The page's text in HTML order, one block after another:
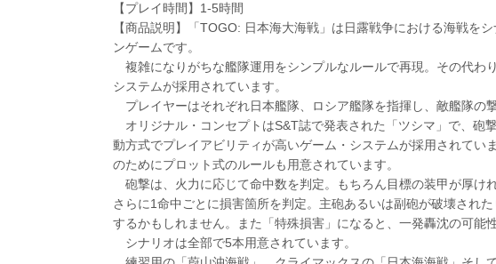
【プレイ時間】1-5時間
【商品説明】「TOGO: 日本海大海戦」は日露戦争における海戦を
ンゲームです。
複雑になりがちな艦隊運用をシンプルなルールで再現。その代わ
システムが採用されています。
プレイヤーはそれぞれ日本艦隊、ロシア艦隊を指揮し、敵艦隊の
オリジナル・コンセプトはS&T誌で発表された「ツシマ」で、砲
動方式でプレイアビリティが高いゲーム・システムが採用されてい
のためにプロット式のルールも用意されています。
砲撃は、火力に応じて命中数を判定。もちろん目標の装甲が厚け
さらに1命中ごとに損害箇所を判定。主砲あるいは副砲が破壊され
するかもしれません。また「特殊損害」になると、一発轟沈の可能
シナリオは全部で5本用意されています。